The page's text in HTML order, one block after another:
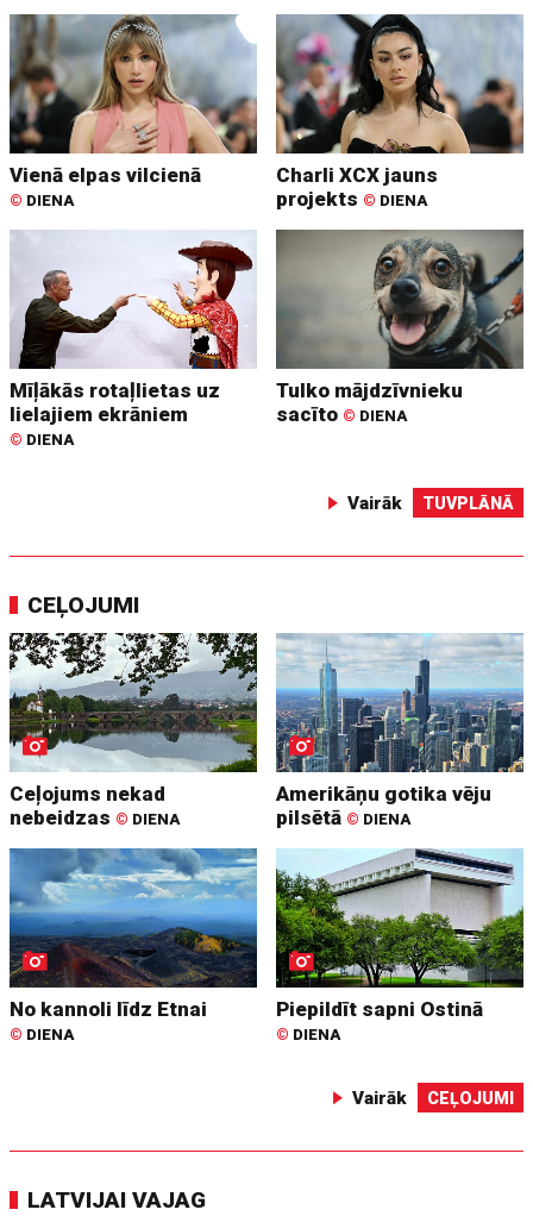
Vienā elpas vilcienā
© DIENA
Charli XCX jauns
projekts © DIENA
Mīļākās rotaļlietas uz
lielajiem ekrāniem
© DIENA
Tulko mājdzīvnieku
sacīto © DIENA
Vairāk TUVPLĀNĀ
CEĻOJUMI
Ceļojums nekad
nebeidzas © DIENA
Amerikāņu gotika vēju
pilsētā © DIENA
No kannoli līdz Etnai
© DIENA
Piepildīt sapni Ostinā
© DIENA
Vairāk CEĻOJUMI
LATVIJAI VAJAG